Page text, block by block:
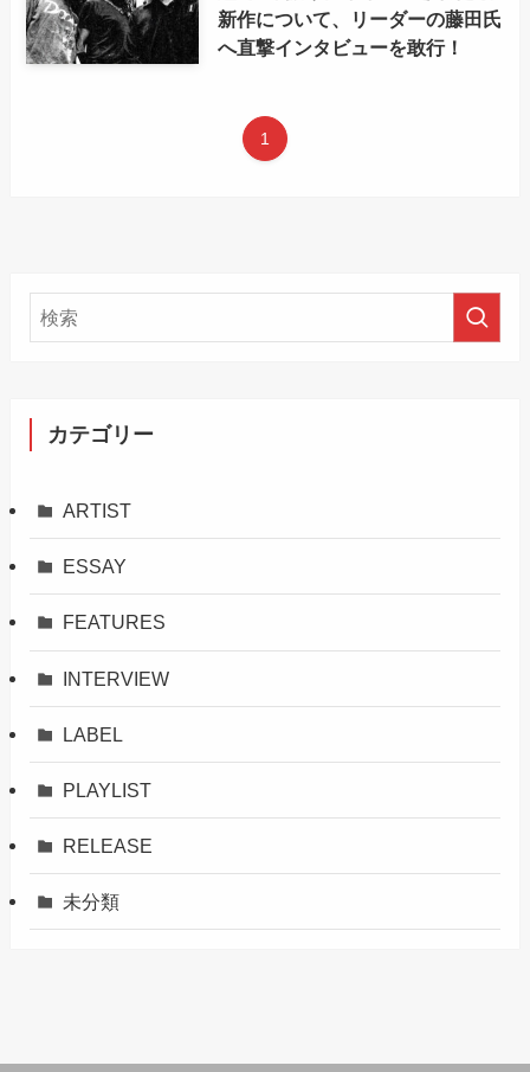
新作について、リーダーの藤田氏
へ直撃インタビューを敢行！
1
カテゴリー
ARTIST
ESSAY
FEATURES
INTERVIEW
LABEL
PLAYLIST
RELEASE
未分類